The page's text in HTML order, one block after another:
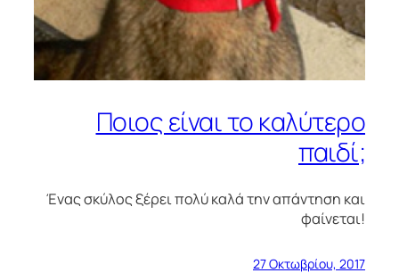
Ποιος είναι το καλύτερο
παιδί;
Ένας σκύλος ξέρει πολύ καλά την απάντηση και
φαίνεται!
27 Οκτωβρίου, 2017